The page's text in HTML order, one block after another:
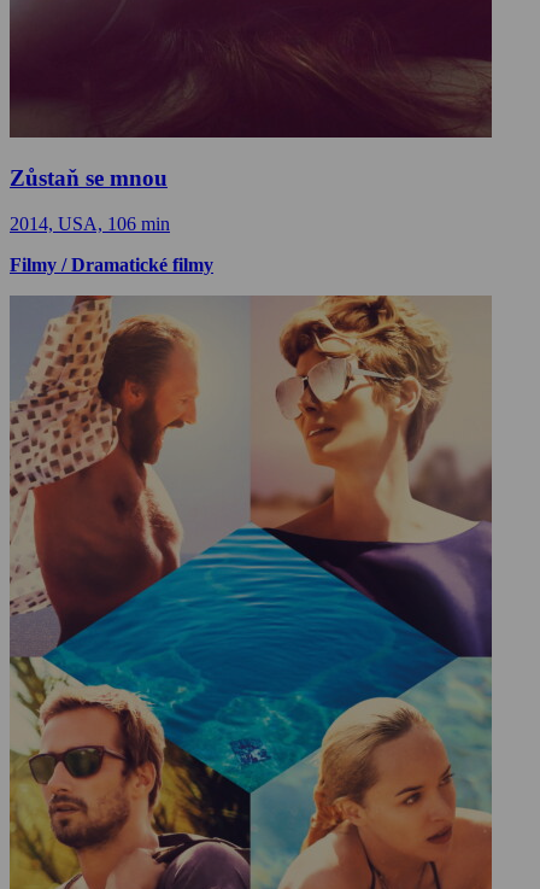
Zůstaň se mnou
2014, USA, 106 min
Filmy / Dramatické filmy